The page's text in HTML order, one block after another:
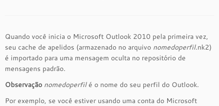
Quando você inicia o Microsoft Outlook 2010 pela primeira vez,
seu cache de apelidos (armazenado no arquivo nomedoperfil.nk2)
é importado para uma mensagem oculta no repositório de
mensagens padrão.
Observação nomedoperfilé o nome do seu perfil do Outlook.
Por exemplo, se você estiver usando uma conta do Microsoft